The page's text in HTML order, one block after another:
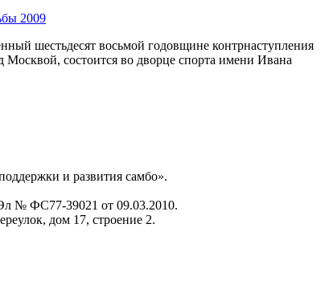
2009
шестьдесят восьмой годовщине контрнаступления
Москвой, состоится во дворце спорта имени Ивана
и развития самбо».
№ ФС77-39021 от 09.03.2010.
дом 17, строение 2.